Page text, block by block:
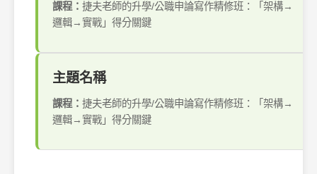
課程： 捷夫老師的升學/公職申論寫作精修班：「架構→
邏輯→實戰」得分關鍵
主題名稱
課程： 捷夫老師的升學/公職申論寫作精修班：「架構→
邏輯→實戰」得分關鍵